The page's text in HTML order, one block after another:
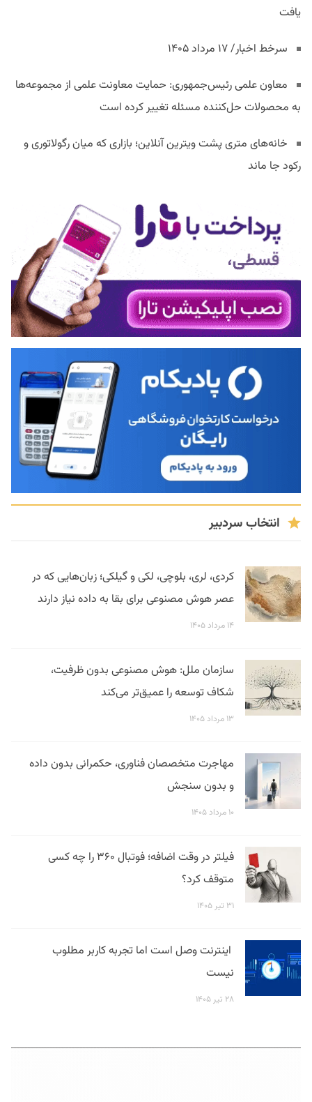
یافت
سرخط اخبار/ ۱۷ مرداد ۱۴۰۵
معاون علمی رئیس‌جمهوری: حمایت معاونت علمی از مجموعه‌ها
به محصولات حل‌کننده مسئله تغییر کرده است
خانه‌های متری پشت ویترین آنلاین؛ بازاری که میان رگولاتوری و
رکود جا ماند
انتخاب سردبیر
کردی، لری، بلوچی، لکی و گیلکی؛ زبان‌هایی که در
عصر هوش مصنوعی برای بقا به داده نیاز دارند
۱۴ مرداد ۱۴۰۵
سازمان ملل: هوش مصنوعی بدون ظرفیت،
شکاف توسعه را عمیق‌تر می‌کند
۱۳ مرداد ۱۴۰۵
مهاجرت متخصصان فناوری، حکمرانی بدون داده
و بدون سنجش
۱۰ مرداد ۱۴۰۵
فیلتر در وقت اضافه؛ فوتبال ۳۶۰ را چه کسی
متوقف کرد؟
۳۱ تیر ۱۴۰۵
اینترنت وصل است اما تجربه کاربر مطلوب
نیست
۲۸ تیر ۱۴۰۵